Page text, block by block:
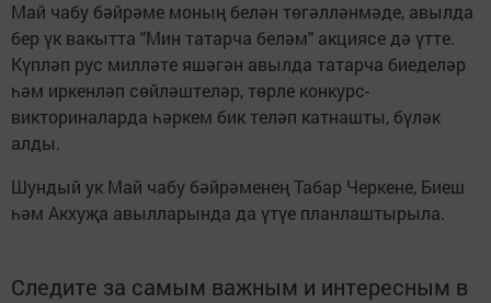
Май чабу бәйрәме моның белән төгәлләнмәде, авылда
бер үк вакытта "Мин татарча беләм" акциясе дә үтте.
Күпләп рус милләте яшәгән авылда татарча биеделәр
һәм иркенләп сөйләштеләр, төрле конкурс-
викториналарда һәркем бик теләп катнашты, бүләк
алды.
Шундый ук Май чабу бәйрәменең Табар Черкене, Биеш
һәм Акхуҗа авылларында да үтүе планлаштырыла.
Следите за самым важным и интересным в